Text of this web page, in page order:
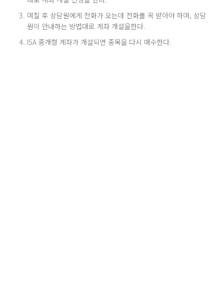
며칠 후 상담원에게 전화가 오는데 전화를 꼭 받아야 하며, 상담
원이 안내하는 방법대로 계좌 개설을한다.
ISA 중개형 계좌가 개설되면 종목을 다시 매수한다.